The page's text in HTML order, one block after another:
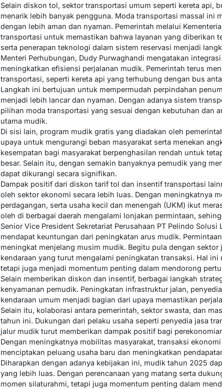
Selain diskon tol, sektor transportasi umum seperti kereta api,
menarik lebih banyak pengguna. Moda transportasi massal ini
dengan lebih aman dan nyaman. Pemerintah melalui
transportasi untuk memastikan bahwa layanan yang diberikan
serta penerapan teknologi dalam sistem reservasi menjadi
Menteri Perhubungan, Dudy Purwaghandi mengatakan
meningkatkan efisiensi perjalanan mudik. Pemerintah terus
transportasi, seperti kereta api yang terhubung dengan bus
Langkah ini bertujuan untuk mempermudah perpindahan
menjadi lebih lancar dan nyaman. Dengan adanya sistem
pilihan moda transportasi yang sesuai dengan kebutuhan dan
utama mudik.
Di sisi lain, program mudik gratis yang diadakan oleh
upaya untuk mengurangi beban masyarakat serta menekan
kesempatan bagi masyarakat berpenghasilan rendah untuk
besar. Selain itu, dengan semakin banyaknya pemudik yang
dapat dikurangi secara signifikan.
Dampak positif dari diskon tarif tol dan insentif transportasi
oleh sektor ekonomi secara lebih luas. Dengan meningkatnya
perdagangan, serta usaha kecil dan menengah (UKM) ikut
oleh di berbagai daerah mengalami lonjakan permintaan,
Senior Vice President Sekretariat Perusahaan PT Pelindo
mendapat keuntungan dari peningkatan arus mudik.
meningkat menjelang musim mudik. Begitu pula dengan
kendaraan yang turut mengalami peningkatan transaksi. Hal
tetapi juga menjadi momentum penting dalam mendorong
Selain memberikan diskon dan insentif, berbagai langkah
kenyamanan pemudik. Peningkatan infrastruktur jalan,
kendaraan umum menjadi bagian dari upaya memastikan
Selain itu, kolaborasi antara pemerintah, sektor swasta, dan
tahun ini. Dukungan dari pelaku usaha seperti penyedia jasa
jalur mudik turut memberikan dampak positif bagi
Dengan meningkatnya mobilitas masyarakat, transaksi
menciptakan peluang usaha baru dan meningkatkan
Diharapkan dengan adanya kebijakan ini, mudik tahun 2025
yang lebih luas. Dengan perencanaan yang matang serta
momen silaturahmi, tetapi juga momentum penting dalam